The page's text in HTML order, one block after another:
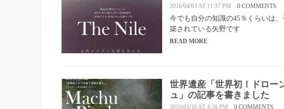
2016/04/03 AT 11:37 PM 0 COMMENTS
今でも自分の知識の45％くらいは
築されている矢野です
READ MORE
世界遺産「世界初！ドロ
ュ」の記事を書きました
2016/03/16 AT 4:28 PM 0 COMMENTS